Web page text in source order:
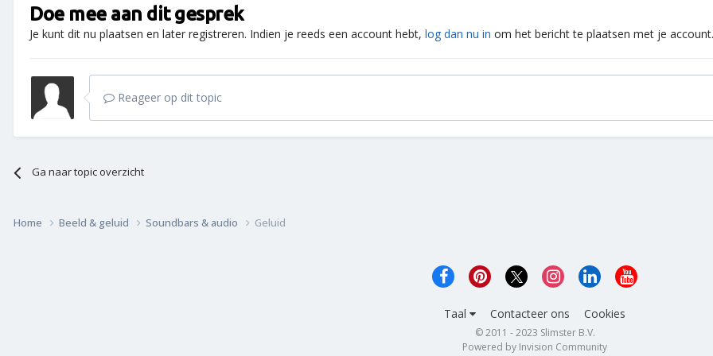
Doe mee aan dit gesprek
Je kunt dit nu plaatsen en later registreren. Indien je reeds een account hebt, log dan nu in om het bericht te plaatsen met je account.
Reageer op dit topic
Ga naar topic overzicht
Home Beeld & geluid Soundbars & audio Geluid
Taal Contacteer ons Cookies
© 2011 - 2023 Slimster B.V.
Powered by Invision Community